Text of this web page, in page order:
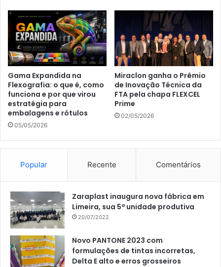
Gama Expandida na
Flexografia: o que é, como
funciona e por que virou
estratégia para
embalagens e rótulos
05/05/2026
Miraclon ganha o Prêmio
de Inovação Técnica da
FTA pela chapa FLEXCEL
Prime
02/05/2026
Popular Recente Comentários
Zaraplast inaugura nova fábrica em
Limeira, sua 5ª unidade produtiva
20/07/2022
Novo PANTONE 2023 com
formulações de tintas incorretas,
Delta E alto e erros grosseiros